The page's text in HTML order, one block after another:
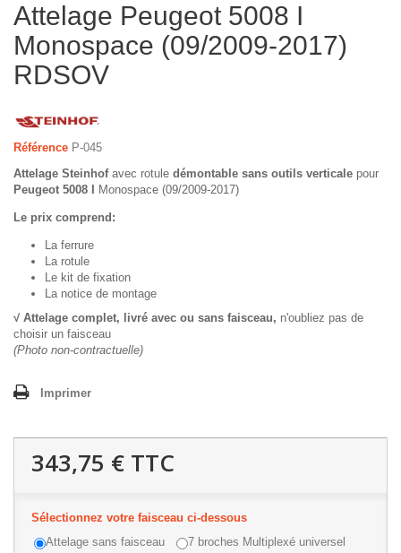
Attelage Peugeot 5008 I
Monospace (09/2009-2017)
RDSOV
Référence P-045
Attelage Steinhofavec rotule démontable sans outils verticale pour
Peugeot 5008 I
Monospace (09/2009-2017)
Le prix comprend:
La ferrure
La rotule
Le kit de fixation
La notice de montage
√ Attelage complet, livré avec ou sans faisceau, n'oubliez pas de
choisir un faisceau
(Photo non-contractuelle)
Imprimer
343,75 € TTC
Sélectionnez votre faisceau ci-dessous
Attelage sans faisceau
7 broches Multiplexé universel